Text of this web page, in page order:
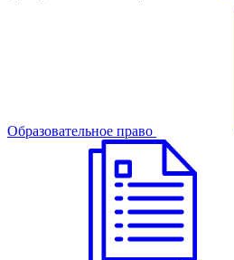
Образовательное право